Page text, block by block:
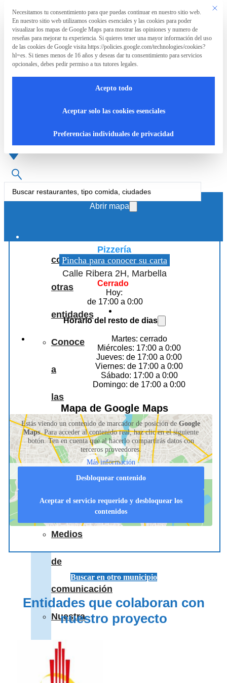
Saltar al contenido principal Saltar al pie de página
La
Asociación
La
accesibles
con
otras
entidades
Conoce
a
las
personas
que
apoyan
Medios
de
comunicación
Nuestra
historia
NaviLens
RpT>
Search
...
Abrir mapa
Pizzería
Pincha para conocer su carta
Calle Ribera 2H, Marbella
Cerrado
Hoy:
de 17:00 a 0:00
Horario del resto de dias
Martes: cerrado
Miércoles: 17:00 a 0:00
Jueves: de 17:00 a 0:00
Viernes: de 17:00 a 0:00
Sábado: 17:00 a 0:00
Domingo: de 17:00 a 0:00
Mapa de Google Maps
Estás viendo un contenido de marcador de posición deGoogle
Maps. Para acceder al contenido real, haz clic en el siguiente
botón. Ten en cuenta que al hacerlo compartirás datos con
terceros proveedores.
Más información
Desbloquear contenido
Aceptar el servicio requerido y desbloquear los
contenidos
Buscar en otro municipio
Entidades que colaboran con
nuestro proyecto
Este
Preferencia de privacidad
Necesitamos tu consentimiento para que puedas continuar en nuestro sitio web.
En nuestro sitio web utilizamos cookies esenciales y las cookies para poder
visualizar los mapas de Google Maps para mostrar las opiniones y numero de
reseñas para mejorar tu experiencia. Si quieres tener una mayor información del uso
de las cookies de Google visita https://policies.google.com/technologies/cookies?
hl=es. Si tienes menos de 16 años y deseas dar tu consentimiento para servicios
opcionales, debes pedir permiso a tus tutores legales.
Acepto todo
Aceptar solo las cookies esenciales
Preferencias individuales de privacidad